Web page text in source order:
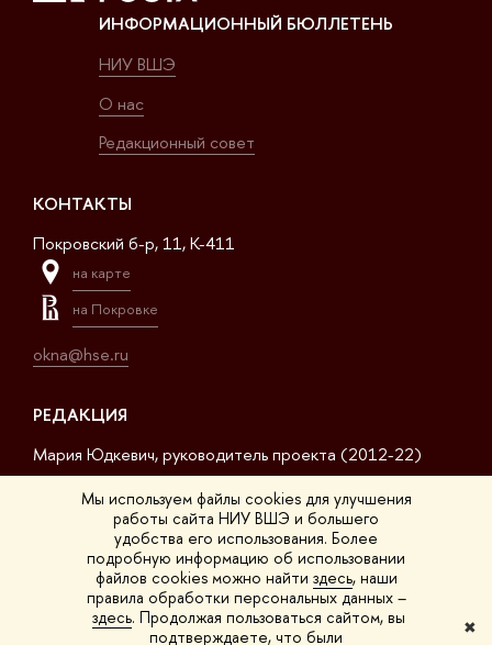
Мы используем файлы cookies для улучшения
работы сайта НИУ ВШЭ и большего
удобства его использования. Более
подробную информацию об использовании
файлов cookies можно найти здесь, наши
правила обработки персональных данных –
здесь. Продолжая пользоваться сайтом, вы
подтверждаете, что были
✖
ИНФОРМАЦИОННЫЙ БЮЛЛЕТЕНЬ
НИУ ВШЭ
О нас
Редакционный совет
КОНТАКТЫ
Покровский б-р, 11, K-411
на карте
на Покровке
okna@hse.ru
РЕДАКЦИЯ
Мария Юдкевич, руководитель проекта (2012-22)
Дмитрий Дагаев, руководитель проекта (2022-23)
Сергей Матвеев, шеф-редактор (2017-23)
Арсений Кустов, редактор сайта
Владимир Селивёрстов, обозреватель